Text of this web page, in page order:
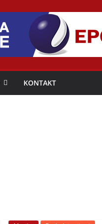
KONTAKT